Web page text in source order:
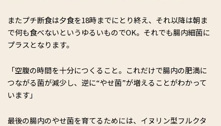
またプチ断食は夕食を18時までにとり終え、それ以降は朝ま
で何も食べないというゆるいものでOK。それでも腸内細菌に
プラスとなります。
「空腹の時間を十分につくること。これだけで腸内の肥満に
つながる菌が減少し、逆に“やせ菌”が増えることがわかって
います」
最後の腸内のやせ菌を育てるためには、イヌリン型フルクタ